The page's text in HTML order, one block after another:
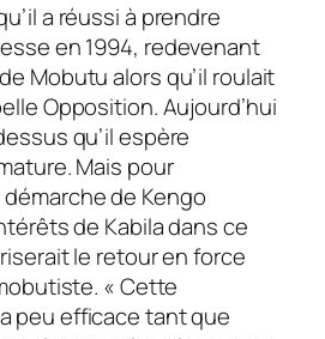
a réussi à prendre
en 1994, redevenant
Mobutu alors qu’il roulait
Opposition. Aujourd’hui
qu’il espère
Mais pour
de Kengo
de Kabila dans ce
le retour en force
« Cette
peu efficace tant que